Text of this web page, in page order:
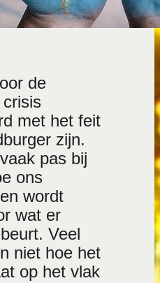
de
met het feit
zijn.
pas bij
ons
wordt
wat er
Veel
niet hoe het
op het vlak